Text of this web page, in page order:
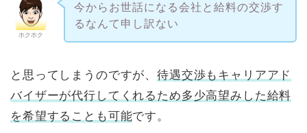
ホクホク
今からお世話になる会社と給料の交渉す
るなんて申し訳ない
と思ってしまうのですが、待遇交渉もキャリアアド
バイザーが代行してくれるため多少高望みした給料
を希望することも可能です。